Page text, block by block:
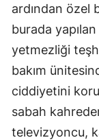
ardından özel
burada
yetmezliği
bakım
ciddiyetini
sabah
televizyoncu,